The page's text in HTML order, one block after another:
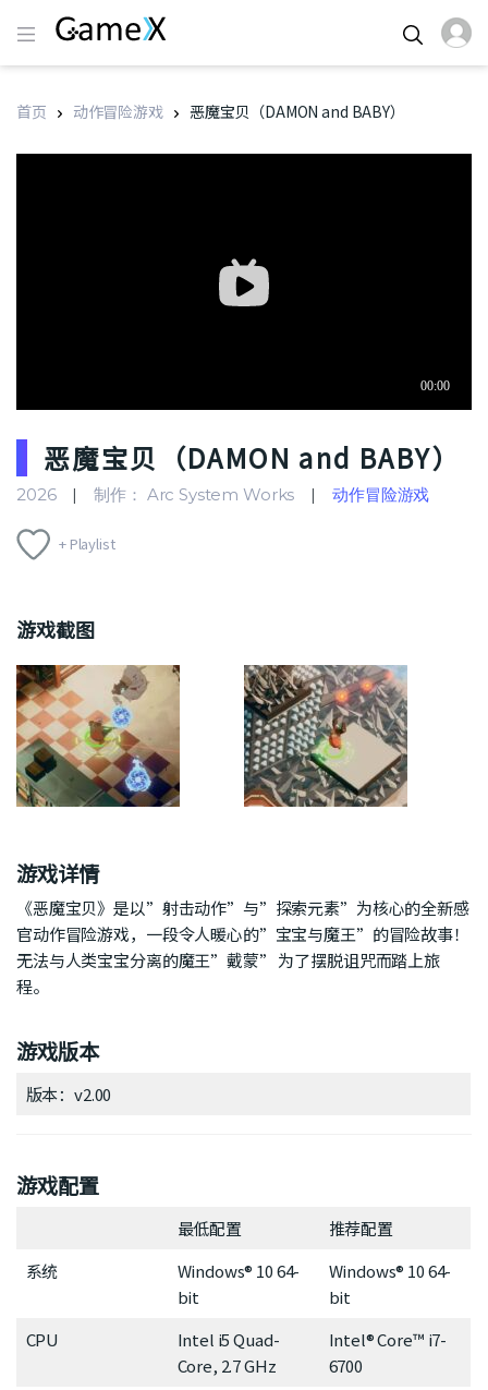
首页 动作冒险游戏 恶魔宝贝（DAMON and BABY）
恶魔宝贝（DAMON and BABY）
2026 制作： Arc System Works 动作冒险游戏
+ Playlist
游戏截图
游戏详情
《恶魔宝贝》是以”射击动作”与”探索元素”为核心的全新感
官动作冒险游戏，一段令人暖心的”宝宝与魔王”的冒险故事！
无法与人类宝宝分离的魔王”戴蒙” 为了摆脱诅咒而踏上旅
程。
游戏版本
版本：v2.00
游戏配置
最低配置
推荐配置
系统
Windows® 10 64-
bit
Windows® 10 64-
bit
CPU
Intel i5 Quad-
Core, 2.7 GHz
Intel® Core™ i7-
6700